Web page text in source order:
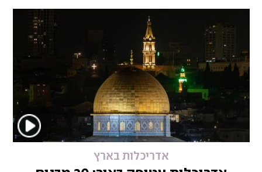
אלואיל ניסוי חברתי
אדריכלות בארץ